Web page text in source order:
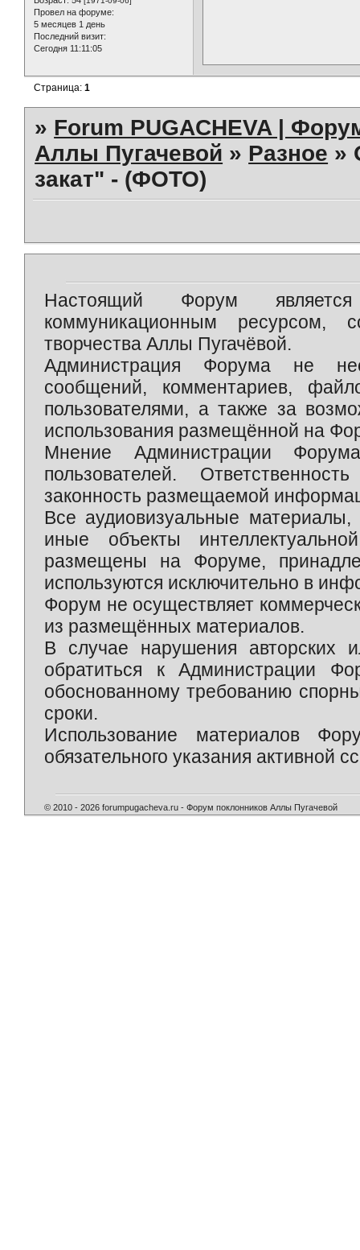
Провел на форуме:
5 месяцев 1 день
Последний визит:
Сегодня 11:11:05
Страница:1
» Forum PUGACHEVA |
Аллы Пугачевой » Разное »
закат" - (ФОТО)
Настоящий Форум является
коммуникационным ресурсом,
творчества Аллы Пугачёвой.
Администрация Форума не
сообщений, комментариев,
пользователями, а также за
использования размещённой на
Мнение Администрации
пользователей.
законность размещаемой
Все аудиовизуальные
иные объекты
размещены на Форуме,
используются исключительно в
Форум не осуществляет
из размещённых материалов.
В случае нарушения авторских
обратиться к Администрации
обоснованному требованию
сроки.
Использование материалов
обязательного указания активной
© 2010 - 2026 forumpugacheva.ru - Форум поклонников Аллы Пугачевой